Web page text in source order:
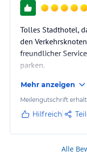
Tolles Stadthotel,
den
freundlicher
parken.
Mehr anzeigen
Meilengutschrift
Hilfreich
Alle